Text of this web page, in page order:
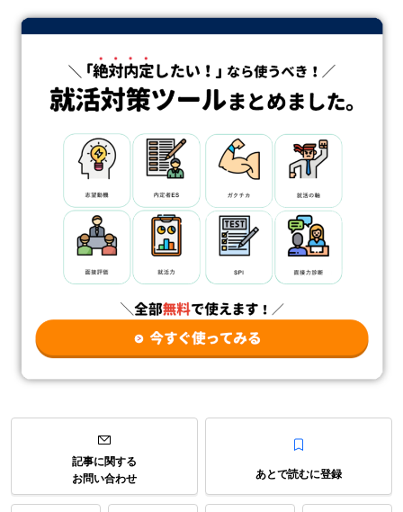
記事に関する
お問い合わせ
あとで読むに登録